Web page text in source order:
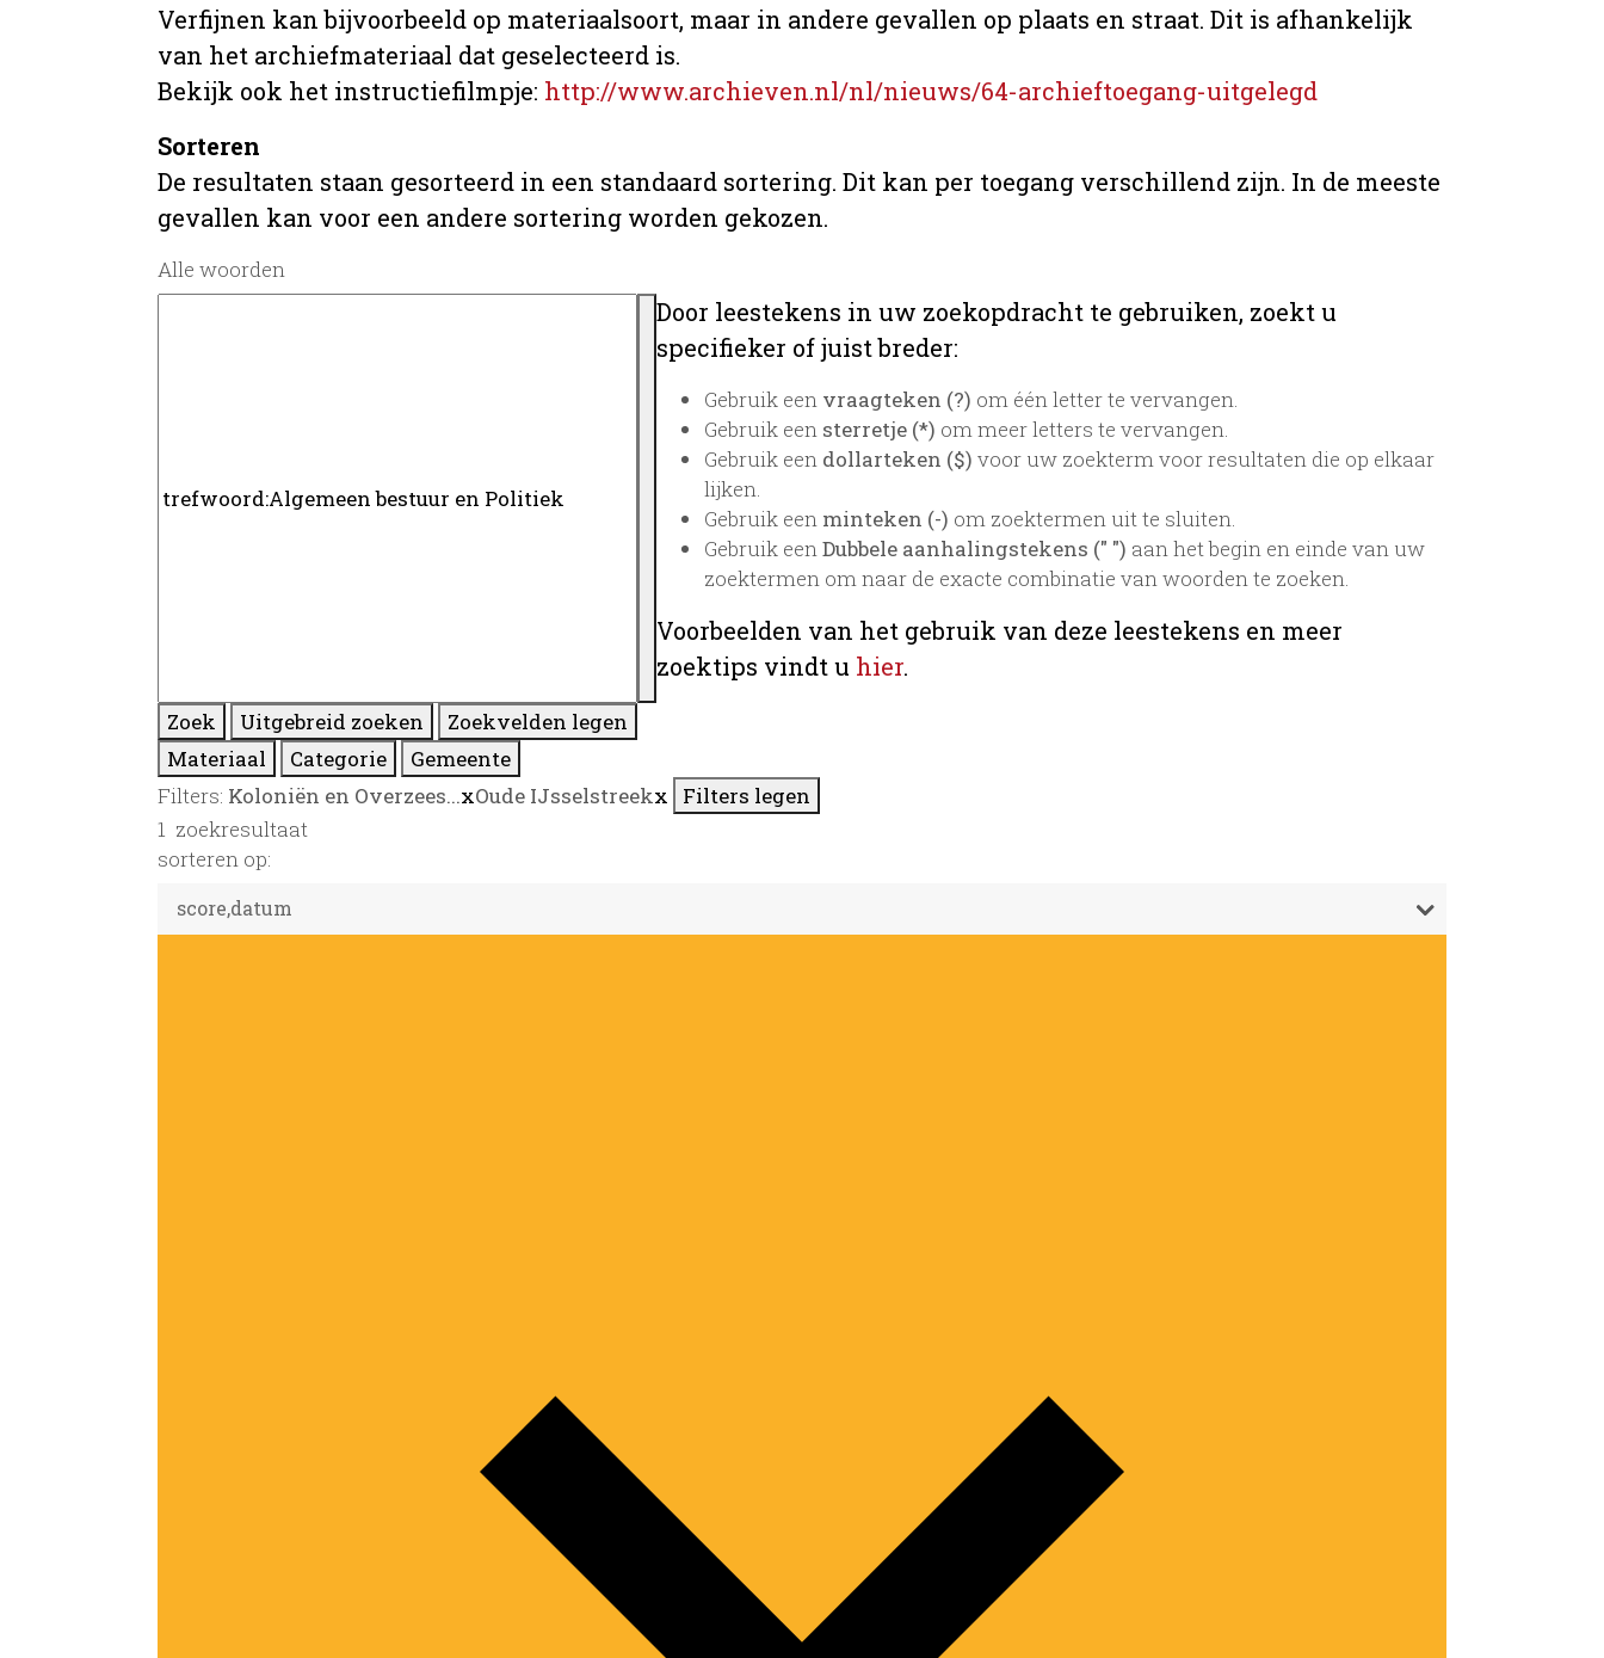
Verfijnen kan bijvoorbeeld op materiaalsoort, maar in andere gevallen op plaats en straat. Dit is afhankelijk
van het archiefmateriaal dat geselecteerd is.
Bekijk ook het instructiefilmpje: http://www.archieven.nl/nl/nieuws/64-archieftoegang-uitgelegd
Sorteren
De resultaten staan gesorteerd in een standaard sortering. Dit kan per toegang verschillend zijn. In de meeste
gevallen kan voor een andere sortering worden gekozen.
Alle woorden
Door leestekens in uw zoekopdracht te gebruiken, zoekt u
specifieker of juist breder:
Gebruik een vraagteken (?) om één letter te vervangen.
Gebruik een sterretje (*) om meer letters te vervangen.
Gebruik een dollarteken ($) voor uw zoekterm voor resultaten die op elkaar
lijken.
Gebruik een minteken (-) om zoektermen uit te sluiten.
Gebruik eenDubbele aanhalingstekens (" ") aan het begin en einde van uw
zoektermen om naar de exacte combinatie van woorden te zoeken.
Voorbeelden van het gebruik van deze leestekens en meer
zoektips vindt u hier.
Zoek Uitgebreid zoeken
Zoekvelden legen
Materiaal
Categorie
Gemeente
Filters: Koloniën en Overzees...xOude IJsselstreekx
Filters legen
1 zoekresultaat
sorteren op: